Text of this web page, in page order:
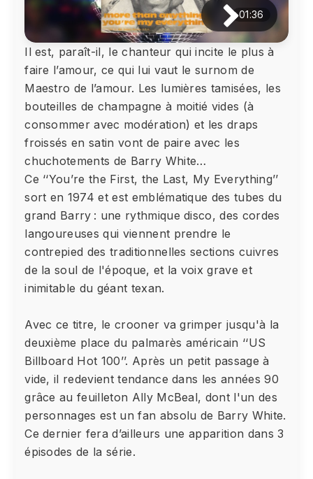
01:36
Il est, paraît-il, le chanteur qui incite le plus à
faire l’amour, ce qui lui vaut le surnom de
Maestro de l’amour. Les lumières tamisées, les
bouteilles de champagne à moitié vides (à
consommer avec modération) et les draps
froissés en satin vont de paire avec les
chuchotements de Barry White…
Ce ‘‘You’re the First, the Last, My Everything’’
sort en 1974 et est emblématique des tubes du
grand Barry : une rythmique disco, des cordes
langoureuses qui viennent prendre le
contrepied des traditionnelles sections cuivres
de la soul de l'époque, et la voix grave et
inimitable du géant texan.
Avec ce titre, le crooner va grimper jusqu'à la
deuxième place du palmarès américain ‘‘US
Billboard Hot 100’’. Après un petit passage à
vide, il redevient tendance dans les années 90
grâce au feuilleton Ally McBeal, dont l'un des
personnages est un fan absolu de Barry White.
Ce dernier fera d’ailleurs une apparition dans 3
épisodes de la série.